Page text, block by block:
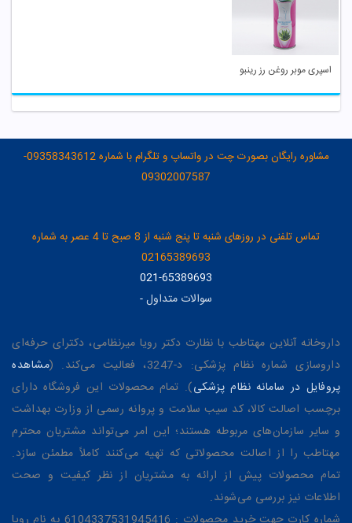
اسپری موبر روغن رز رینبو
مشاوره رایگان بصورت چت در واتساپ و تلگرام با شماره 09358343612-
09302007587
تماس تلفنی در روزهای شنبه تا پنج شنبه از 8 صبح تا 4 عصر به شماره
02165389693
021-65389693
سوالات متداول-
داروخانه آنلاین مهتاطب با نظارت دکتر رویا میرنظامی، دکترای حرفه‌ای
داروسازی شماره نظام پزشکی: د-3247، فعالیت می‌کند. (
مشاهده
پروفایل در سامانه نظام پزشکی). تمام محصولات این فروشگاه دارای
برچسب اصالت کالا، کد سیب سلامت و پروانه رسمی از وزارت بهداشت
و سایر سازمان‌های مربوطه هستند؛ این امر می‌تواند مشتریان محترم
مهتاطب را از اصالت محصولاتی که تهیه می‌کنند کاملاً مطمئن سازد.
تمام محصولات پیش از ارائه به مشتریان از نظر کیفیت و صحت
اطلاعات نیز بررسی می‌شوند.